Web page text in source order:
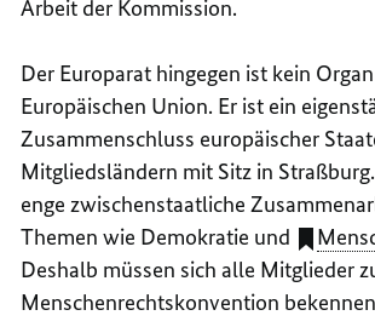
Arbeit der Kommission.
Der Europarat hingegen ist kein
Europäischen Union. Er ist ein
Zusammenschluss europäischer
Mitgliedsländern mit Sitz in
enge zwischenstaatliche
Themen wie Demokratie und
Deshalb müssen sich alle Mitglieder
Menschenrechtskonvention